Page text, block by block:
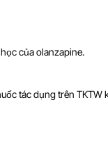
của olanzapine.
tác dụng trên TKTW